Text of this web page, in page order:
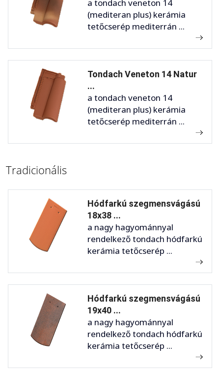
a tondach veneton 14
(mediteran plus) kerámia
tetőcserép mediterrán ...
Tondach Veneton 14 Natur
...
a tondach veneton 14
(mediteran plus) kerámia
tetőcserép mediterrán ...
Tradicionális
Hódfarkú szegmensvágású
18x38 ...
a nagy hagyománnyal
rendelkező tondach hódfarkú
kerámia tetőcserép ...
Hódfarkú szegmensvágású
19x40 ...
a nagy hagyománnyal
rendelkező tondach hódfarkú
kerámia tetőcserép ...